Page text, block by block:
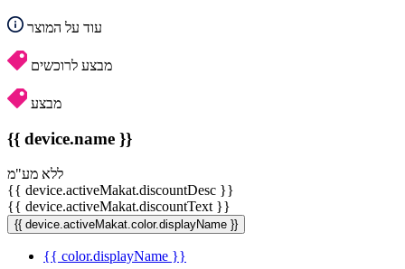
עוד על המוצר
מבצע לרוכשים
מבצע
{{ device.name }}
ללא מע"מ
{{ device.activeMakat.discountDesc }}
{{ device.activeMakat.discountText }}
{{ device.activeMakat.color.displayName }}
{{ color.displayName }}